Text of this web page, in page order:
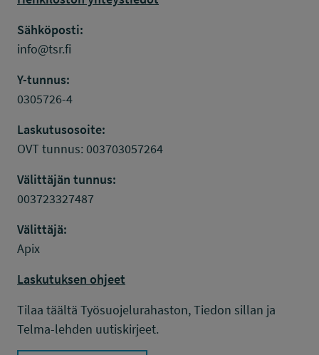
Sähköposti:
info@tsr.fi
Y-tunnus:
0305726-4
Laskutusosoite:
OVT tunnus: 003703057264
Välittäjän tunnus:
003723327487
Välittäjä:
Apix
Laskutuksen ohjeet
Tilaa täältä Työsuojelurahaston, Tiedon sillan ja
Telma-lehden uutiskirjeet.